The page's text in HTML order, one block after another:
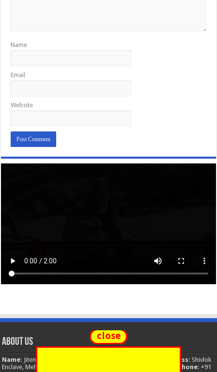
Name
Email
Website
About Us
Name: Jitendra Singh Address: Shivlok
Enclave, Mehuwala Mafi, Dehradun, Uttarakhand, 248001, India
Phone: +91
close